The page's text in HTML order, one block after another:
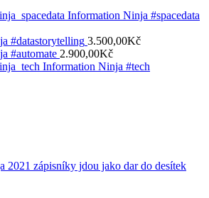
Information Ninja #spacedata
#datastorytelling 3.500,00Kč
#automate 2.900,00Kč
Information Ninja #tech
2021 zápisníky jdou jako dar do desítek